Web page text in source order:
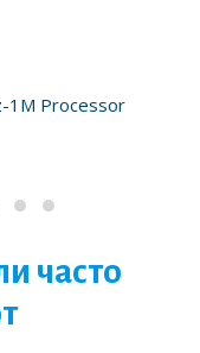
1M Processor
часто